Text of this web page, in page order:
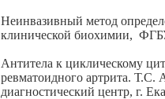
Неинвазивный метод
клинической биохимии,
Антитела к циклическому
ревматоидного артрита.
диагностический центр, г.